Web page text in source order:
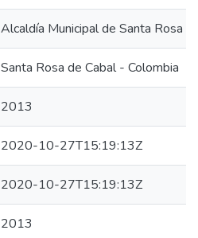
Alcaldía Municipal de Santa Rosa
Santa Rosa de Cabal - Colombia
2013
2020-10-27T15:19:13Z
2020-10-27T15:19:13Z
2013